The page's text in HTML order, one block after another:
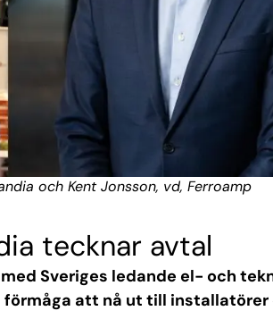
och Kent Jonsson, vd, Ferroamp
tecknar avtal
Sveriges ledande el- och
att nå ut till installatörer